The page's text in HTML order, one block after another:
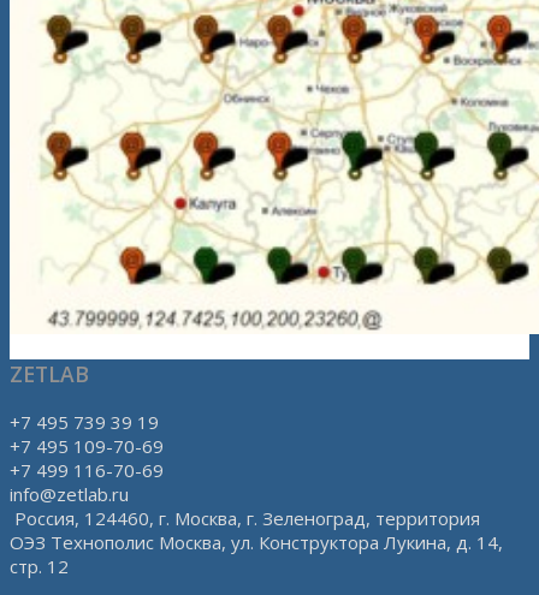
ZETLAB
+7 495 739 39 19
+7 495 109-70-69
+7 499 116-70-69
info@zetlab.ru
Россия, 124460, г. Москва, г. Зеленоград, территория
ОЭЗ Технополис Москва, ул. Конструктора Лукина, д. 14,
стр. 12